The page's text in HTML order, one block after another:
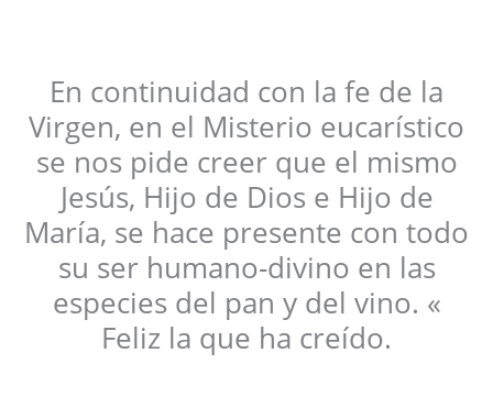
En continuidad con la fe de la
Virgen, en el Misterio eucarístico
se nos pide creer que el mismo
Jesús, Hijo de Dios e Hijo de
María, se hace presente con todo
su ser humano-divino en las
especies del pan y del vino. «
Feliz la que ha creído.